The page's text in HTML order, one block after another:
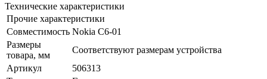
Технические характеристики
Прочие характеристики
Совместимость Nokia C6-01
Размеры
товара, мм
Соответствуют размерам устройства
Артикул
506313